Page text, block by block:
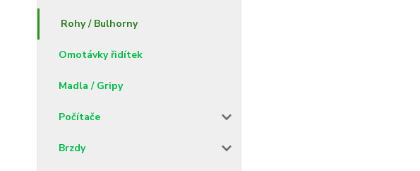
Rohy / Bulhorny
Omotávky řidítek
Madla / Gripy
Počítače
Brzdy